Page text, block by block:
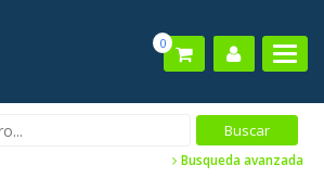
0
Busqueda avanzada